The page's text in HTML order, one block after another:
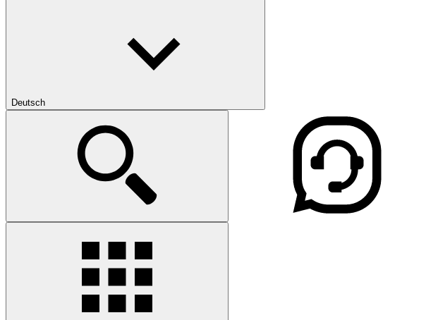
Deutsch